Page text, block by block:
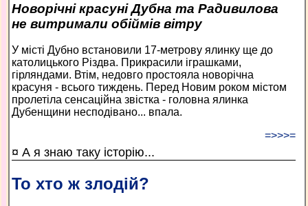
Новорічні красуні Дубна та Радивилова
не витримали обіймів вітру
У місті Дубно встановили 17-метрову ялинку ще до
католицького Різдва. Прикрасили іграшками,
гірляндами. Втім, недовго простояла новорічна
красуня - всього тиждень. Перед Новим роком містом
пролетіла сенсаційна звістка - головна ялинка
Дубенщини несподівано... впала.
=>>>=
¤ А я знаю таку історію...
То хто ж злодій?